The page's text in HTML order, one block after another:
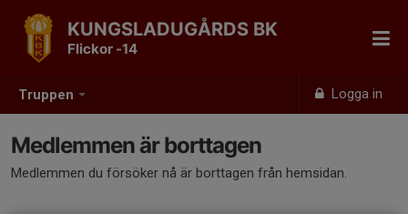
Truppen Logga in
KUNGSLADUGÅRDS BK
Flickor -14
Medlemmen är borttagen
Medlemmen du försöker nå är borttagen från hemsidan.